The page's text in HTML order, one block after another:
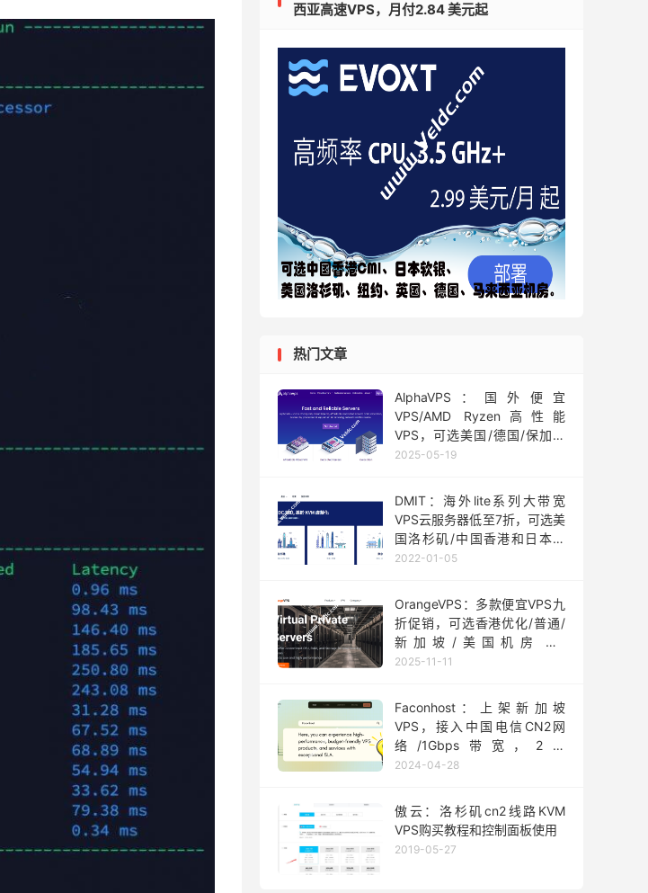
西亚高速VPS，月付2.84 美元起
热门文章
AlphaVPS：国外便宜
VPS/AMD Ryzen高性能
VPS，可选美国/德国/保加利
亚机房，月付€2.99起
2025-05-19
DMIT：海外lite系列大带宽
VPS云服务器低至7折，可选美
国洛杉矶/中国香港和日本机
房，1核1.5G内存1Gbps带宽，
2022-01-05
OrangeVPS：多款便宜VPS九
折促销，可选香港优化/普通/
新加坡/美国机房，2
核/4GB/80GB NVMe，
2025-11-11
Faconhost：上架新加坡
VPS，接入中国电信CN2网
络/1Gbps带宽，2核
EPYC/2GB/40GB NVMe，年
2024-04-28
傲云：洛杉矶cn2线路KVM
VPS购买教程和控制面板使用
2019-05-27